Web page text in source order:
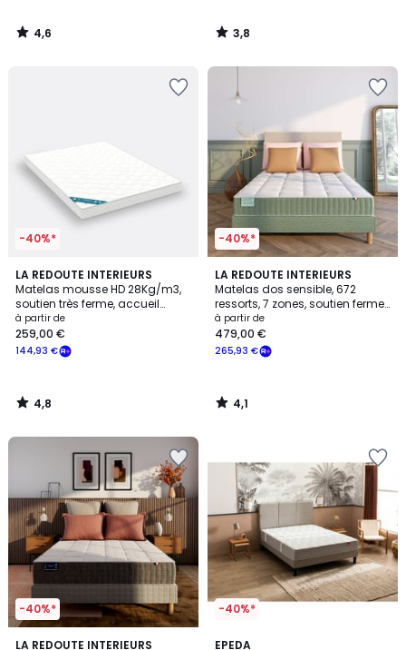
580,00
€
payer
place
€.
4,6
/
3,8
/
-40%*
LA REDOUTE INTERIEURS
Matelas mousse HD 28Kg/m3,
soutien très ferme, accueil
moelleux
à partir de
144,93 €
259,00 €
4,8
/ 5
4,8
/
-40%*
LA REDOUTE INTERIEURS
Matelas dos sensible, 672
ressorts, 7 zones, soutien ferme,
accueil moelleux
à partir de
265,93 €
479,00 €
4,1
/ 5
4,1
/
-40%*
LA REDOUTE INTERIEURS
4,3
-40%*
EPEDA
4